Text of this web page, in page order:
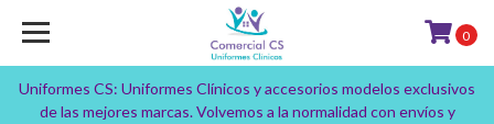
Uniformes CS: Uniformes Clínicos y accesorios modelos exclusivos
de las mejores marcas. Volvemos a la normalidad con envíos y
0